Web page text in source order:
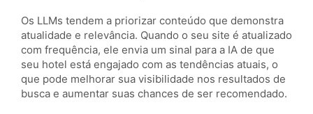
Os LLMs tendem a priorizar conteúdo que demonstra
atualidade e relevância. Quando o seu site é atualizado
com frequência, ele envia um sinal para a IA de que
seu hotel está engajado com as tendências atuais, o
que pode melhorar sua visibilidade nos resultados de
busca e aumentar suas chances de ser recomendado.